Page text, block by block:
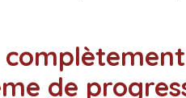
de